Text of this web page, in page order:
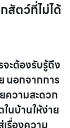
สัตว์ที่ไม่ได้
ะต้องรับรู้ถึง
นอกจากการ
ความสะดวก
นบ้านให้ง่าย
เรื่องความ